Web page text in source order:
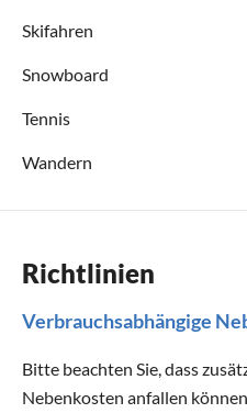
Skifahren
Snowboard
Tennis
Wandern
Richtlinien
Verbrauchsabhängige
Bitte beachten Sie, dass
Nebenkosten anfallen können.